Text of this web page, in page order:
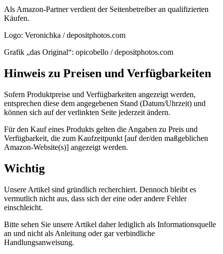
Als Amazon-Partner verdient der Seitenbetreiber an qualifizierten
Käufen.
Logo: Veronichka / depositphotos.com
Grafik „das Original“: opicobello / depositphotos.com
Hinweis zu Preisen und Verfügbarkeiten
Sofern Produktpreise und Verfügbarkeiten angezeigt werden,
entsprechen diese dem angegebenen Stand (Datum/Uhrzeit) und
können sich auf der verlinkten Seite jederzeit ändern.
Für den Kauf eines Produkts gelten die Angaben zu Preis und
Verfügbarkeit, die zum Kaufzeitpunkt [auf der/den maßgeblichen
Amazon-Website(s)] angezeigt werden.
Wichtig
Unsere Artikel sind gründlich recherchiert. Dennoch bleibt es
vermutlich nicht aus, dass sich der eine oder andere Fehler
einschleicht.
Bitte sehen Sie unsere Artikel daher lediglich als Informationsquelle
an und nicht als Anleitung oder gar verbindliche
Handlungsanweisung.